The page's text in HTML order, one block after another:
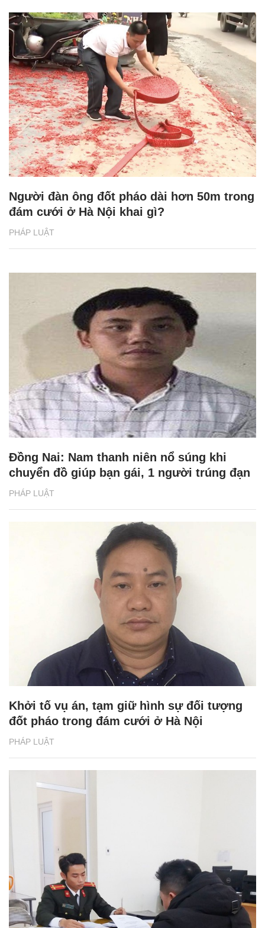
PHÁP LUẬT
Người đàn ông đốt pháo dài hơn 50m trong
đám cưới ở Hà Nội khai gì?
PHÁP LUẬT
Đồng Nai: Nam thanh niên nổ súng khi
chuyển đồ giúp bạn gái, 1 người trúng đạn
PHÁP LUẬT
Khởi tố vụ án, tạm giữ hình sự đối tượng
đốt pháo trong đám cưới ở Hà Nội